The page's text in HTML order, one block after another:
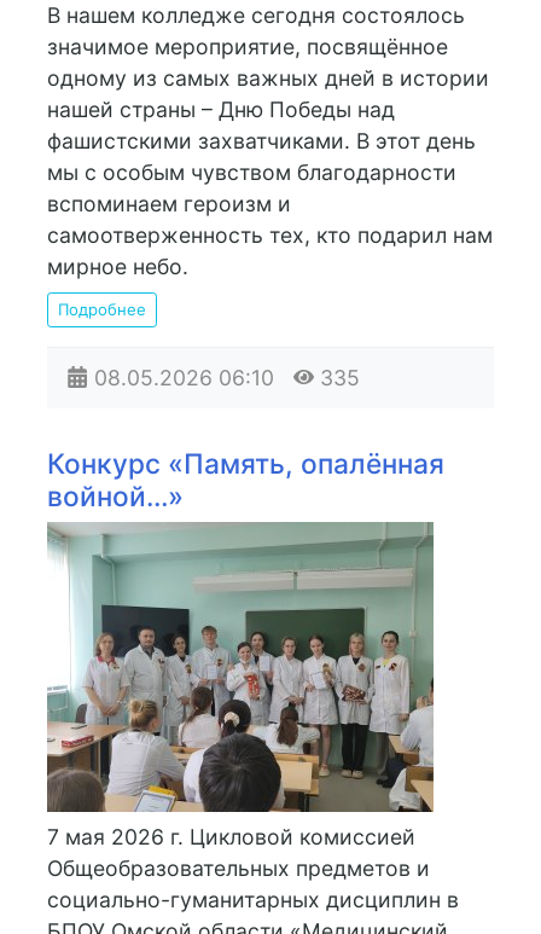
В нашем колледже сегодня состоялось
значимое мероприятие, посвящённое
одному из самых важных дней в истории
нашей страны – Дню Победы над
фашистскими захватчиками. В этот день
мы с особым чувством благодарности
вспоминаем героизм и
самоотверженность тех, кто подарил нам
мирное небо.
Подробнее
08.05.2026 06:10 335
Конкурс «Память, опалённая
войной…»
7 мая 2026 г. Цикловой комиссией
Общеобразовательных предметов и
социально-гуманитарных дисциплин в